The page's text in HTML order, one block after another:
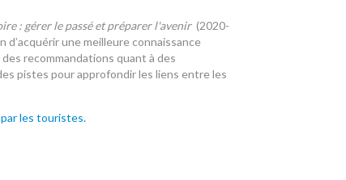
: gérer le passé et préparer l'avenir (2020-
d’acquérir une meilleure connaissance
recommandations quant à des
pistes pour approfondir les liens entre les
les touristes.